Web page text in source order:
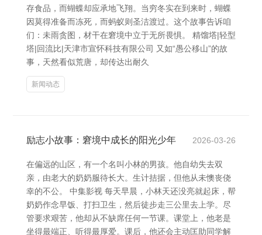
存食品，而蝴蝶却应承地飞翔。当穷冬实在到来时，蝴蝶
因莫得准备而冻死，而蚂蚁则圣洁渡过。这个故事告诉咱
们：未雨贪图，材干在窘境中立于无所畏惧。 精馏塔|轻型
塔|回流比|天津市宣怀科技有限公司 又如“愚公移山”的故
事，天然看似荒唐，却传达出耐久
新闻动态
励志小故事：窘境中成长的阳光少年 2026-03-26
在偏远的山区，有一个名叫小林的男孩。他自幼失去双
亲，由老大的奶奶服待长大。生计拮据，但他从未懊丧侥
幸的不公。 中集影视 每天早晨，小林天还没亮就起床，帮
奶奶作念早饭、打扫卫生，然后徒步走三公里去上学。尽
管要求艰苦，他却从不缺席任何一节课。课堂上，他老是
坐得最端正、听得最厚爱。课后，他还会主动匡助同学解